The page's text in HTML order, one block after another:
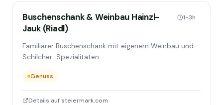
Buschenschank & Weinbau Hainzl-
Jauk (Riadl)
1-3h
Familiärer Buschenschank mit eigenem Weinbau und
Schilcher-Spezialitäten.
Genuss
Details auf steiermark.com